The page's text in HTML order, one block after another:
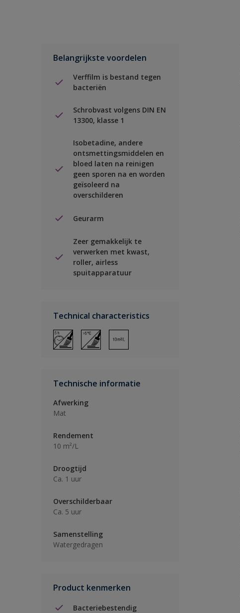
Belangrijkste voordelen
Verffilm is bestand tegen
bacteriën
Schrobvast volgens DIN EN
13300, klasse 1
Isobetadine, andere
ontsmettingsmiddelen en
bloed laten na reinigen
geen sporen na en worden
geïsoleerd na
overschilderen
Geurarm
Zeer gemakkelijk te
verwerken met kwast,
roller, airless
spuitapparatuur
Technical characteristics
Technische informatie
Afwerking
Mat
Rendement
10 m²/L
Droogtijd
Ca. 1 uur
Overschilderbaar
Ca. 5 uur
Samenstelling
Watergedragen
Product kenmerken
Bacteriebestendig